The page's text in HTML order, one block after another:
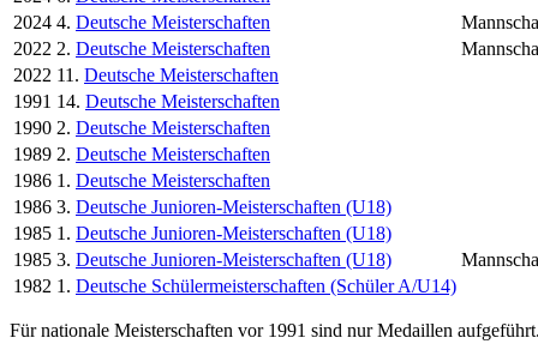
2024 4. Deutsche Meisterschaften
2022 2. Deutsche Meisterschaften
2022 11. Deutsche Meisterschaften
1991 14. Deutsche Meisterschaften
1990 2. Deutsche Meisterschaften
1989 2. Deutsche Meisterschaften
1986 1. Deutsche Meisterschaften
1986 3. Deutsche Junioren-Meisterschaften (U18)
1985 1. Deutsche Junioren-Meisterschaften (U18)
1985 3. Deutsche Junioren-Meisterschaften (U18)
1982 1. Deutsche Schülermeisterschaften (Schüler A/U14)
Für nationale Meisterschaften vor 1991 sind nur Medaillen aufgeführt.